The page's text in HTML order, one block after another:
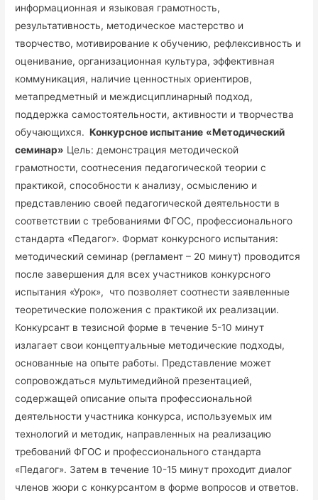
информационная и языковая грамотность,
результативность, методическое мастерство и
творчество, мотивирование к обучению, рефлексивность и
оценивание, организационная культура, эффективная
коммуникация, наличие ценностных ориентиров,
метапредметный и междисциплинарный подход,
поддержка самостоятельности, активности и творчества
обучающихся. Конкурсное испытание «Методический
семинар» Цель: демонстрация методической
грамотности, соотнесения педагогической теории с
практикой, способности к анализу, осмыслению и
представлению своей педагогической деятельности в
соответствии с требованиями ФГОС, профессионального
стандарта «Педагог». Формат конкурсного испытания:
методический семинар (регламент – 20 минут) проводится
после завершения для всех участников конкурсного
испытания «Урок», что позволяет соотнести заявленные
теоретические положения с практикой их реализации.
Конкурсант в тезисной форме в течение 5-10 минут
излагает свои концептуальные методические подходы,
основанные на опыте работы. Представление может
сопровождаться мультимедийной презентацией,
содержащей описание опыта профессиональной
деятельности участника конкурса, используемых им
технологий и методик, направленных на реализацию
требований ФГОС и профессионального стандарта
«Педагог». Затем в течение 10-15 минут проходит диалог
членов жюри с конкурсантом в форме вопросов и ответов.